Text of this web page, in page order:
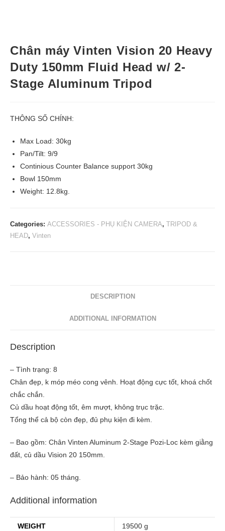
Chân máy Vinten Vision 20 Heavy
Duty 150mm Fluid Head w/ 2-
Stage Aluminum Tripod
THÔNG SỐ CHÍNH:
Max Load: 30kg
Pan/Tilt: 9/9
Continious Counter Balance support 30kg
Bowl 150mm
Weight: 12.8kg.
Categories: ACCESSORIES - PHỤ KIỆN CAMERA, TRIPOD &
HEAD, Vinten
DESCRIPTION
ADDITIONAL INFORMATION
Description
– Tình trạng: 8
Chân đẹp, k móp méo cong vênh. Hoạt động cực tốt, khoá chốt
chắc chắn.
Củ dầu hoạt động tốt, êm mượt, không trục trặc.
Tổng thể cả bộ còn đẹp, đủ phụ kiện đi kèm.
– Bao gồm: Chân Vinten Aluminum 2-Stage Pozi-Loc kèm giằng
đất, củ dầu Vision 20 150mm.
– Bảo hành: 05 tháng.
Additional information
WEIGHT 19500 g